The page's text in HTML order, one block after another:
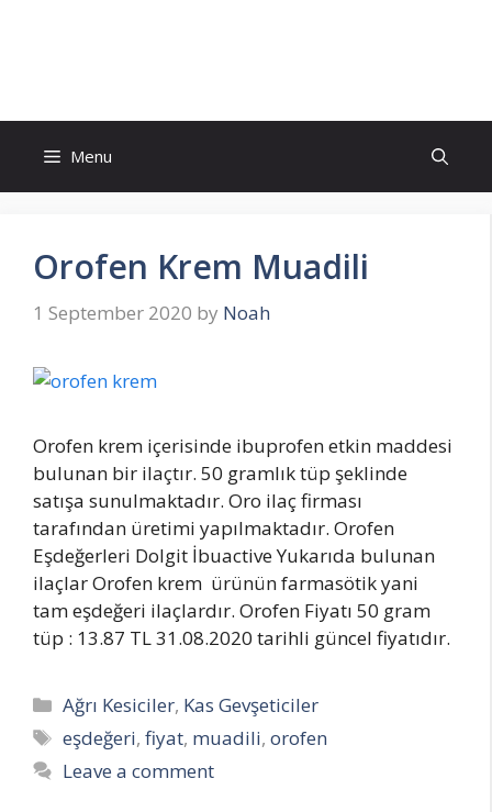
Menu
Orofen Krem Muadili
1 September 2020 by Noah
Orofen krem içerisinde ibuprofen etkin maddesi
bulunan bir ilaçtır. 50 gramlık tüp şeklinde
satışa sunulmaktadır. Oro ilaç firması
tarafından üretimi yapılmaktadır. Orofen
Eşdeğerleri Dolgit İbuactive Yukarıda bulunan
ilaçlar Orofen krem ürünün farmasötik yani
tam eşdeğeri ilaçlardır. Orofen Fiyatı 50 gram
tüp : 13.87 TL 31.08.2020 tarihli güncel fiyatıdır.
Categories
Ağrı Kesiciler, Kas Gevşeticiler
Tags
eşdeğeri,fiyat, muadili,orofen
Leave a comment